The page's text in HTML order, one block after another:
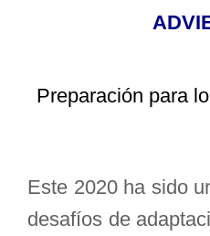
Preparación para
Este 2020 ha sido
desafíos de